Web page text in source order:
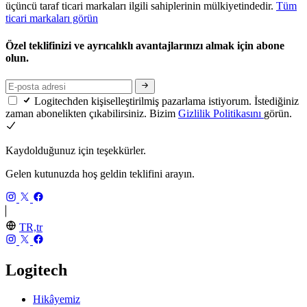
üçüncü taraf ticari markaları ilgili sahiplerinin mülkiyetindedir. Tüm
ticari markaları görün
Özel teklifinizi ve ayrıcalıklı avantajlarınızı almak için abone
olun.
Logitechden kişiselleştirilmiş pazarlama istiyorum. İstediğiniz
zaman abonelikten çıkabilirsiniz. Bizim Gizlilik Politikasını görün.
Kaydolduğunuz için teşekkürler.
Gelen kutunuzda hoş geldin teklifini arayın.
TR,tr
Logitech
Hikâyemiz